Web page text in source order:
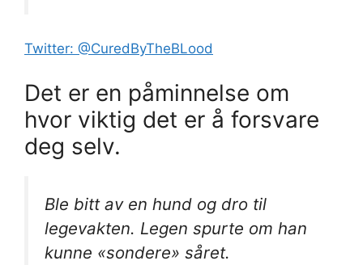
Twitter: @CuredByTheBLood
Det er en påminnelse om
hvor viktig det er å forsvare
deg selv.
Ble bitt av en hund og dro til
legevakten. Legen spurte om han
kunne «sondere» såret.